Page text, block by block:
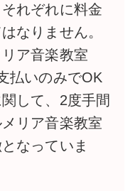
れぞれに料金
なりません。
ア音楽教室
払いのみでOK
して、2度手間
リア音楽教室
なっていま